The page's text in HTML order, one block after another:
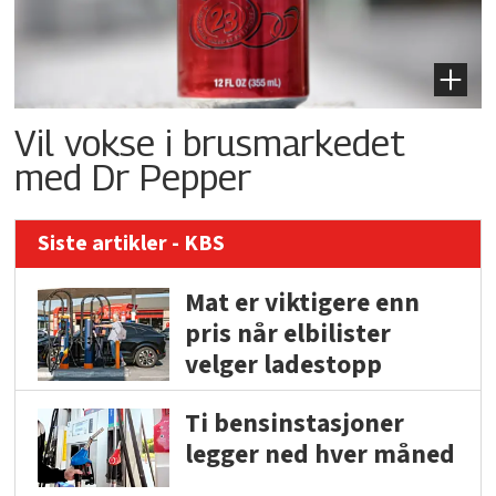
Vil vokse i brusmarkedet
med Dr Pepper
Siste artikler - KBS
Mat er viktigere enn
pris når elbilister
velger ladestopp
Ti bensinstasjoner
legger ned hver måned